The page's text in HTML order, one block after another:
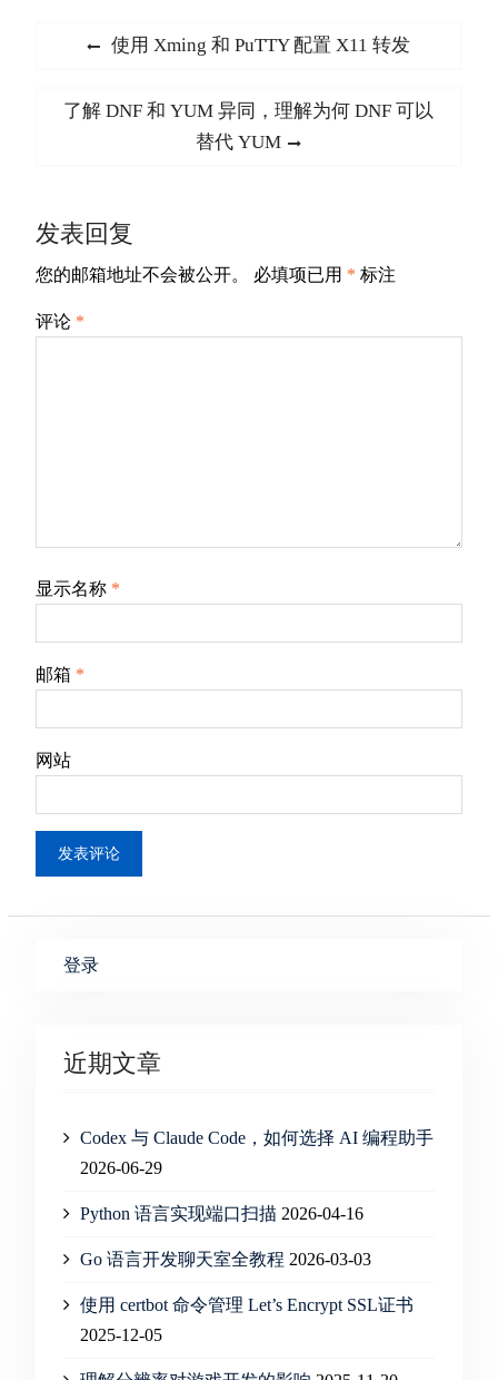
Previous
使用 Xming 和 PuTTY 配置 X11 转发
Next
了解 DNF 和 YUM 异同，理解为何 DNF 可以
替代 YUM
发表回复
您的邮箱地址不会被公开。 必填项已用 * 标注
评论 *
显示名称 *
邮箱 *
网站
登录
近期文章
Codex 与 Claude Code，如何选择 AI 编程助手
2026-06-29
Python 语言实现端口扫描 2026-04-16
Go 语言开发聊天室全教程 2026-03-03
使用 certbot 命令管理 Let’s Encrypt SSL证书
2025-12-05